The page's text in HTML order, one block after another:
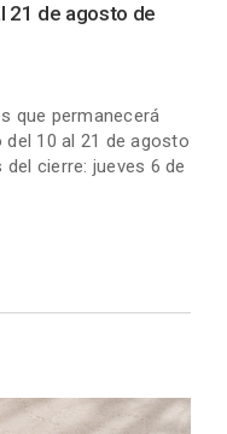
21 de agosto de
que permanecerá
10 al 21 de agosto
cierre: jueves 6 de